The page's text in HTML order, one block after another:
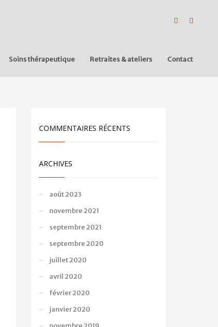
Soins thérapeutique Retraites & ateliers Contact
COMMENTAIRES RÉCENTS
ARCHIVES
août 2023
novembre 2021
septembre 2021
septembre 2020
juillet 2020
avril 2020
février 2020
janvier 2020